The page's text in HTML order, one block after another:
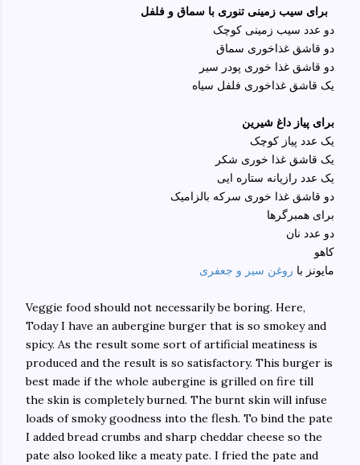
برای سیب زمینی تنوری با سماق و فلفل
دو عدد سیب زمینی کوچک
دو قاشق غذاخوری سماق
دو قاشق غذا خوری پودر سیر
یک قاشق غذاخوری فلفل سیاه
برای پیاز داغ شیرین
یک عدد پیاز کوچک
یک قاشق غذا خوری شکر
یک عدد رازیانه ستاره ایی
دو قاشق غذا خوری سرکه بالزامیک
برای همبرگرها
دو عدد نان
کاهو
مایونز با روغن سیر و جعفری
Veggie food should not necessarily be boring. Here,
Today I have an aubergine burger that is so smokey and
spicy. As the result some sort of artificial meatiness is
produced and the result is so satisfactory. This burger is
best made if the whole aubergine is grilled on fire till
the skin is completely burned. The burnt skin will infuse
loads of smoky goodness into the flesh. To bind the pate
I added bread crumbs and sharp cheddar cheese so the
pate also looked like a meaty pate. I fried the pate and